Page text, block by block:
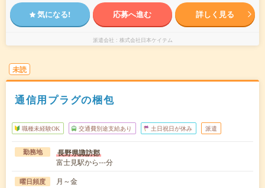
気になる! 応募へ進む 詳しく見る
派遣会社 株式会社日本ケイテム
未読
通信用プラグの梱包
職種未経験OK 交通費別途支給あり 土日祝日が休み 派遣
勤務地 長野県諏訪郡
富士見駅から---分
曜日頻度 月～金